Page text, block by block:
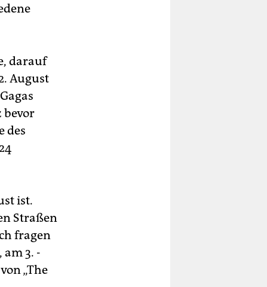
­darauf
August
bevor
des
ist.
Straßen
fragen
am 3.
„The